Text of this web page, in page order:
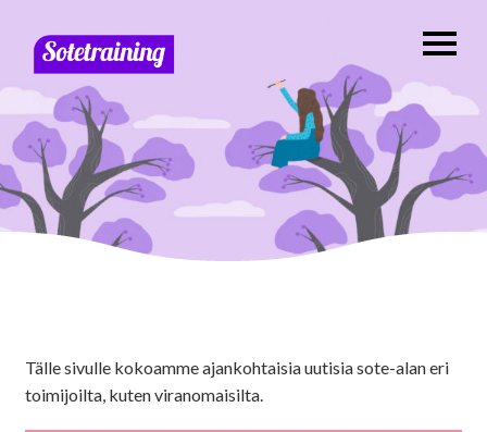
Tälle sivulle kokoamme ajankohtaisia uutisia sote-alan eri
toimijoilta, kuten viranomaisilta.